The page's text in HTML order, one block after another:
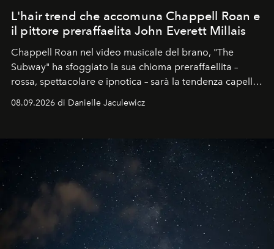
L'hair trend che accomuna Chappell Roan e
il pittore preraffaelita John Everett Millais
Chappell Roan nel video musicale del brano, "The
Subway" ha sfoggiato la sua chioma preraffaellita –
rossa, spettacolare e ipnotica – sarà la tendenza capelli
08.09.2026 di Danielle Jaculewicz